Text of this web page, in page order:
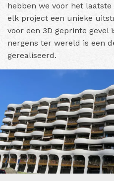
hebben we voor het
elk project een unieke
voor een 3D geprinte gevel
nergens ter wereld is een
gerealiseerd.